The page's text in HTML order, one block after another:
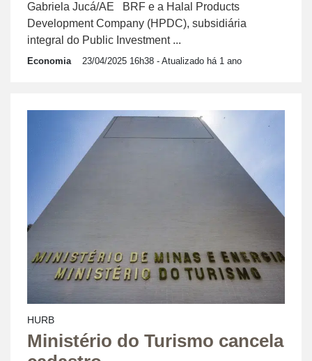
Gabriela Jucá/AE BRF e a Halal Products
Development Company (HPDC), subsidiária
integral do Public Investment ...
Economia 23/04/2025 16h38 - Atualizado há 1 ano
HURB
Ministério do Turismo cancela